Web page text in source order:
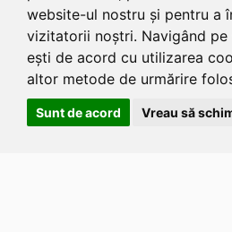
website-ul nostru și pentru a
vizitatorii noștri. Navigând
ești de acord cu utilizarea
altor metode de urmărire
Sunt de acord Vreau să